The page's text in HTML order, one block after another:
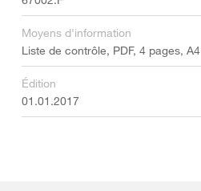
Moyens d'information
Liste de contrôle, PDF, 4 pages, A4
Édition
01.01.2017